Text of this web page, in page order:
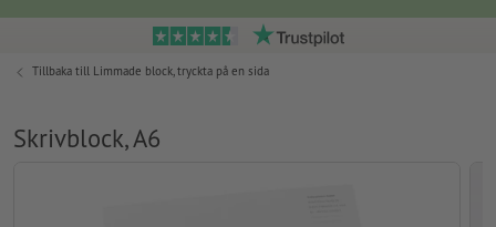
Tillbaka till Limmade block, tryckta på en sida
Skrivblock, A6